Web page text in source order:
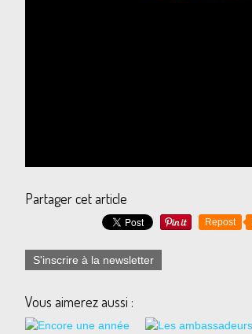
Partager cet article
Repost
S'inscrire à la newsletter
Vous aimerez aussi :